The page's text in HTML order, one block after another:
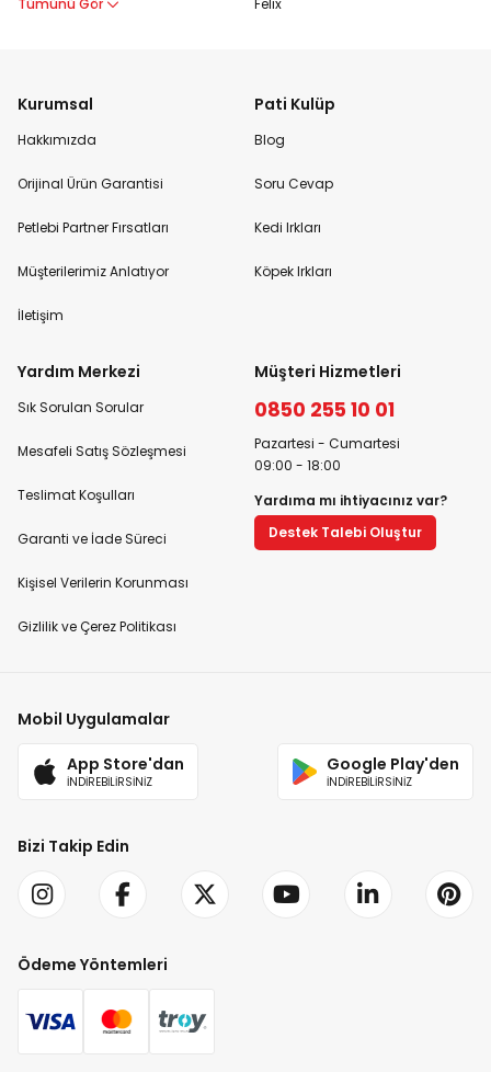
Kurumsal
Hakkımızda
Orijinal Ürün Garantisi
Petlebi Partner Fırsatları
Müşterilerimiz Anlatıyor
İletişim
Pati Kulüp
Blog
Soru Cevap
Kedi Irkları
Köpek Irkları
Yardım Merkezi
Sık Sorulan Sorular
Mesafeli Satış Sözleşmesi
Teslimat Koşulları
Garanti ve İade Süreci
Kişisel Verilerin Korunması
Gizlilik ve Çerez Politikası
Müşteri Hizmetleri
0850 255 10 01
Pazartesi - Cumartesi
09:00 - 18:00
Yardıma mı ihtiyacınız var?
Destek Talebi Oluştur
Mobil Uygulamalar
App Store'dan
İNDİREBİLİRSİNİZ
Google Play'den
İNDİREBİLİRSİNİZ
Bizi Takip Edin
Ödeme Yöntemleri